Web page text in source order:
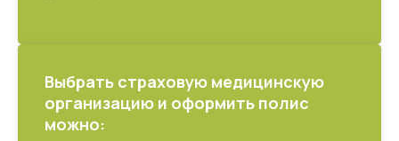
Выбрать страховую медицинскую
организацию и оформить полис
можно: